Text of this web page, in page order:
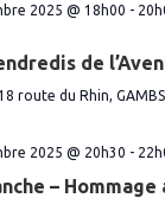
2025 @ 18h00 -
de
route du Rhin,
2025 @ 20h30 -
– Hommage